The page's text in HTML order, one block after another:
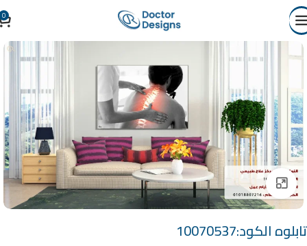
0
Click to enlarge
تابلوه الكود:10070537